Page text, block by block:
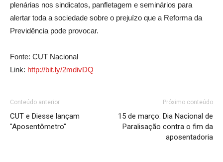
plenárias nos sindicatos, panfletagem e seminários para
alertar toda a sociedade sobre o prejuízo que a Reforma da
Previdência pode provocar.
Fonte: CUT Nacional
Link: http://bit.ly/2mdivDQ
Conteúdo anterior
CUT e Diesse lançam
"Aposentômetro"
Próximo conteúdo
15 de março: Dia Nacional de
Paralisação contra o fim da
aposentadoria